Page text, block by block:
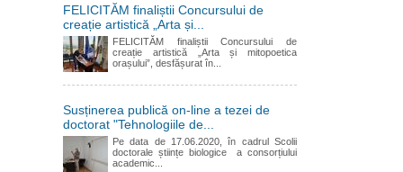
FELICITĂM finaliștii Concursului de
creație artistică „Arta și...
FELICITĂM finaliștii Concursului de
creație artistică „Arta și mitopoetica
orașului”, desfășurat în...
Susținerea publică on-line a tezei de
doctorat "Tehnologiile de...
Pe data de 17.06.2020, în cadrul Scolii
doctorale științe biologice a consorțiului
academic...